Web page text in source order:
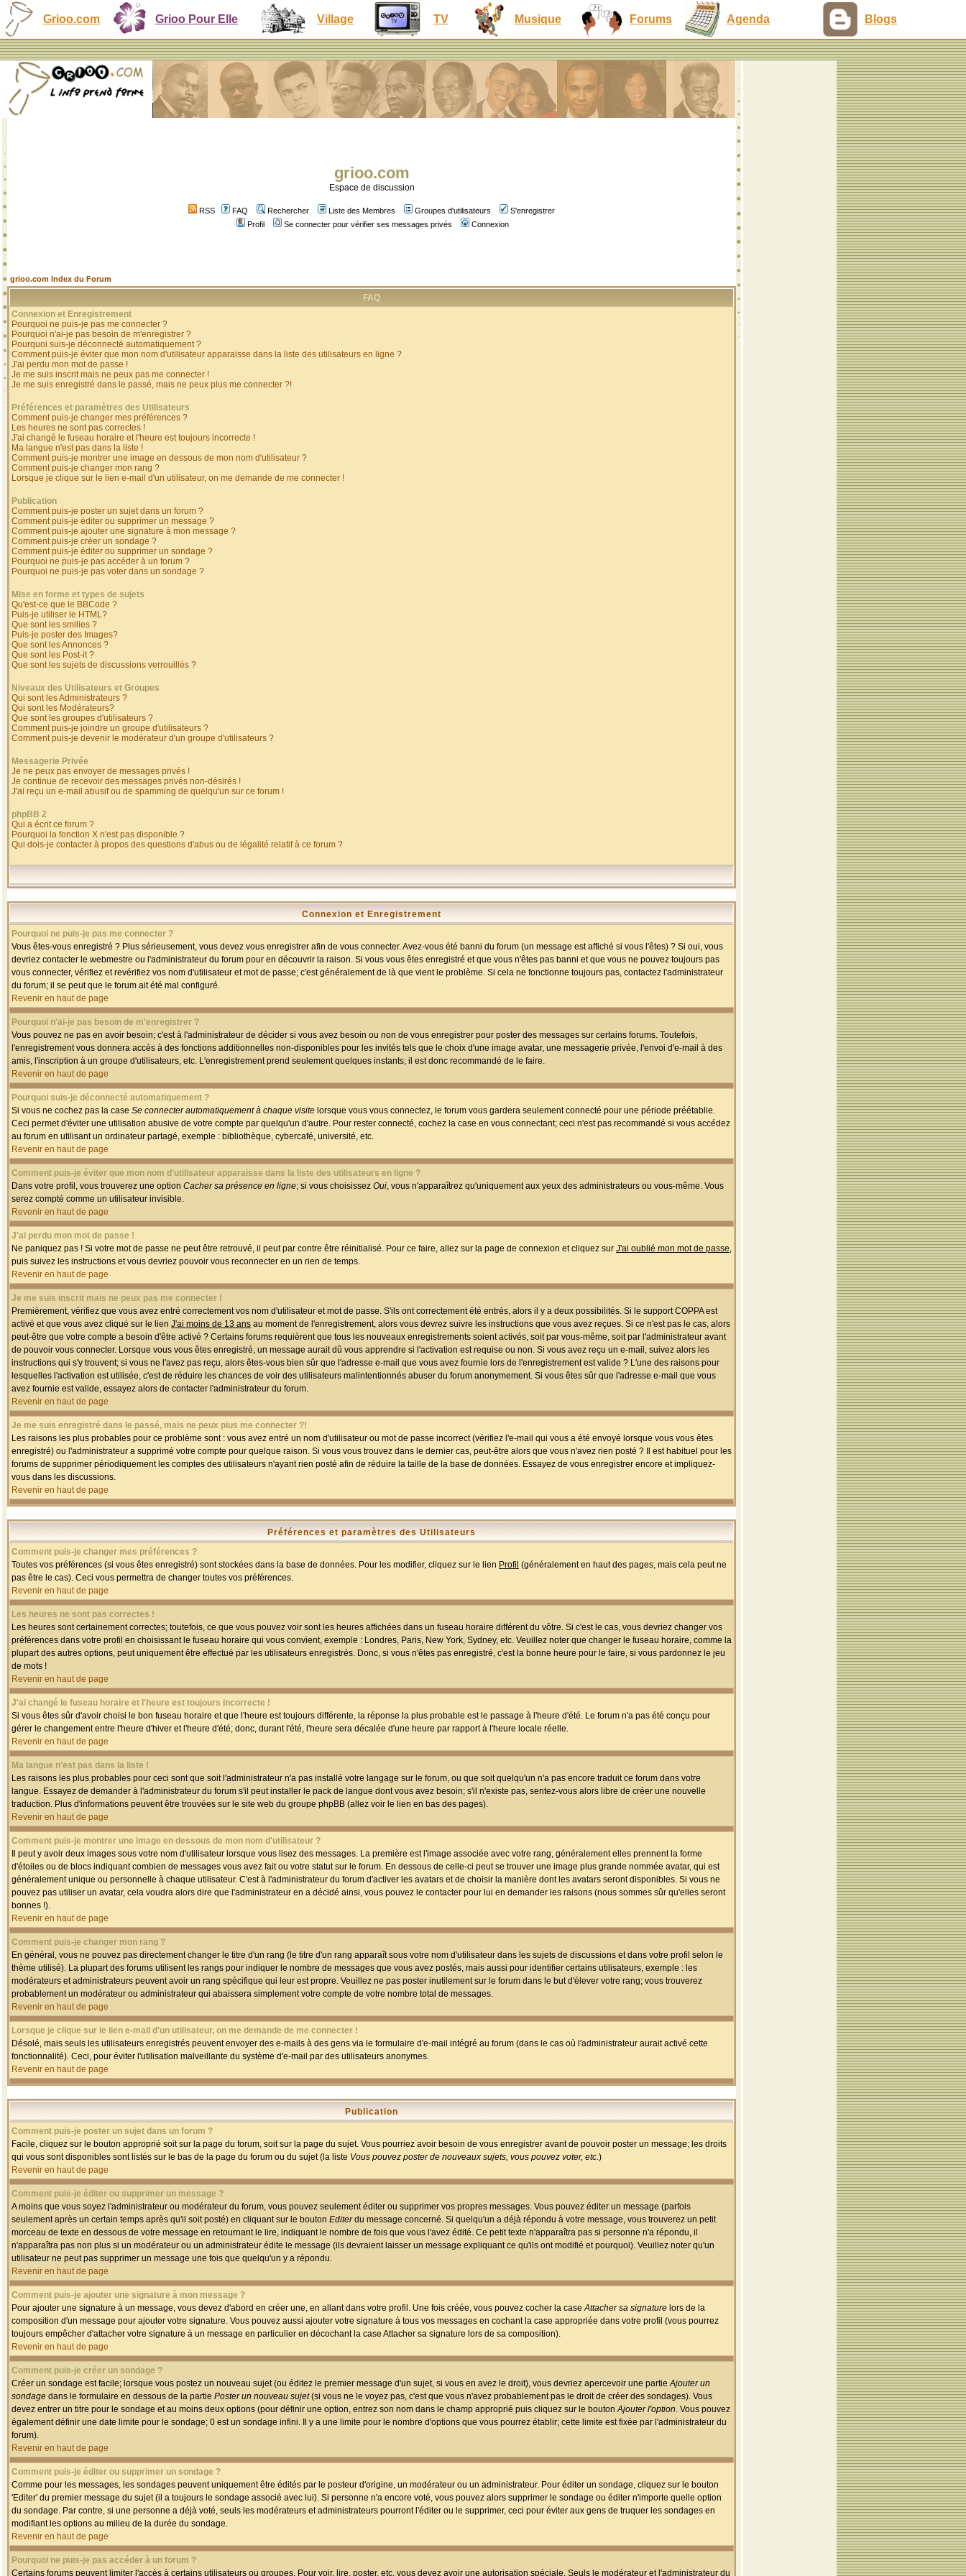
Grioo.com Grioo Pour Elle Village TV Musique Forums Agenda Blogs
grioo.com
Espace de discussion
RSS FAQ Rechercher Liste des Membres Groupes d'utilisateurs
S'enregistrer
Profil
Se connecter pour vérifier ses messages privés Connexion
grioo.com Index du Forum
FAQ
Connexion et Enregistrement
Pourquoi ne puis-je pas me connecter ?
Pourquoi n'ai-je pas besoin de m'enregistrer ?
Pourquoi suis-je déconnecté automatiquement ?
Comment puis-je éviter que mon nom d'utilisateur apparaisse dans la liste des utilisateurs en ligne ?
J'ai perdu mon mot de passe !
Je me suis inscrit mais ne peux pas me connecter !
Je me suis enregistré dans le passé, mais ne peux plus me connecter ?!
Préférences et paramètres des Utilisateurs
Comment puis-je changer mes préférences ?
Les heures ne sont pas correctes !
J'ai changé le fuseau horaire et l'heure est toujours incorrecte !
Ma langue n'est pas dans la liste !
Comment puis-je montrer une image en dessous de mon nom d'utilisateur ?
Comment puis-je changer mon rang ?
Lorsque je clique sur le lien e-mail d'un utilisateur, on me demande de me connecter !
Publication
Comment puis-je poster un sujet dans un forum ?
Comment puis-je éditer ou supprimer un message ?
Comment puis-je ajouter une signature à mon message ?
Comment puis-je créer un sondage ?
Comment puis-je éditer ou supprimer un sondage ?
Pourquoi ne puis-je pas accéder à un forum ?
Pourquoi ne puis-je pas voter dans un sondage ?
Mise en forme et types de sujets
Qu'est-ce que le BBCode ?
Puis-je utiliser le HTML?
Que sont les smilies ?
Puis-je poster des Images?
Que sont les Annonces ?
Que sont les Post-it ?
Que sont les sujets de discussions verrouillés ?
Niveaux des Utilisateurs et Groupes
Qui sont les Administrateurs ?
Qui sont les Modérateurs?
Que sont les groupes d'utilisateurs ?
Comment puis-je joindre un groupe d'utilisateurs ?
Comment puis-je devenir le modérateur d'un groupe d'utilisateurs ?
Messagerie Privée
Je ne peux pas envoyer de messages privés !
Je continue de recevoir des messages privés non-désirés !
J'ai reçu un e-mail abusif ou de spamming de quelqu'un sur ce forum !
phpBB 2
Qui a écrit ce forum ?
Pourquoi la fonction X n'est pas disponible ?
Qui dois-je contacter à propos des questions d'abus ou de légalité relatif à ce forum ?
Connexion et Enregistrement
Pourquoi ne puis-je pas me connecter ?
Vous êtes-vous enregistré ? Plus sérieusement, vous devez vous enregistrer afin de vous connecter. Avez-vous été banni du forum (un message est affiché si vous l'êtes) ? Si oui, vous
devriez contacter le webmestre ou l'administrateur du forum pour en découvrir la raison. Si vous vous êtes enregistré et que vous n'êtes pas banni et que vous ne pouvez toujours pas
vous connecter, vérifiez et revérifiez vos nom d'utilisateur et mot de passe; c'est généralement de là que vient le problème. Si cela ne fonctionne toujours pas, contactez l'administrateur
du forum; il se peut que le forum ait été mal configuré.
Revenir en haut de page
Pourquoi n'ai-je pas besoin de m'enregistrer ?
Vous pouvez ne pas en avoir besoin; c'est à l'administrateur de décider si vous avez besoin ou non de vous enregistrer pour poster des messages sur certains forums. Toutefois,
l'enregistrement vous donnera accès à des fonctions additionnelles non-disponibles pour les invités tels que le choix d'une image avatar, une messagerie privée, l'envoi d'e-mail à des
amis, l'inscription à un groupe d'utilisateurs, etc. L'enregistrement prend seulement quelques instants; il est donc recommandé de le faire.
Revenir en haut de page
Pourquoi suis-je déconnecté automatiquement ?
Si vous ne cochez pas la case Se connecter automatiquement à chaque visite lorsque vous vous connectez, le forum vous gardera seulement connecté pour une période préétablie.
Ceci permet d'éviter une utilisation abusive de votre compte par quelqu'un d'autre. Pour rester connecté, cochez la case en vous connectant; ceci n'est pas recommandé si vous accédez
au forum en utilisant un ordinateur partagé, exemple : bibliothèque, cybercafé, université, etc.
Revenir en haut de page
Comment puis-je éviter que mon nom d'utilisateur apparaisse dans la liste des utilisateurs en ligne ?
Dans votre profil, vous trouverez une option Cacher sa présence en ligne; si vous choisissez Oui, vous n'apparaîtrez qu'uniquement aux yeux des administrateurs ou vous-même. Vous
serez compté comme un utilisateur invisible.
Revenir en haut de page
J'ai perdu mon mot de passe !
Ne paniquez pas ! Si votre mot de passe ne peut être retrouvé, il peut par contre être réinitialisé. Pour ce faire, allez sur la page de connexion et cliquez sur J'ai oublié mon mot de passe,
puis suivez les instructions et vous devriez pouvoir vous reconnecter en un rien de temps.
Revenir en haut de page
Je me suis inscrit mais ne peux pas me connecter !
Premièrement, vérifiez que vous avez entré correctement vos nom d'utilisateur et mot de passe. S'ils ont correctement été entrés, alors il y a deux possibilités. Si le support COPPA est
activé et que vous avez cliqué sur le lien J'ai moins de 13 ans au moment de l'enregistrement, alors vous devrez suivre les instructions que vous avez reçues. Si ce n'est pas le cas, alors
peut-être que votre compte a besoin d'être activé ? Certains forums requièrent que tous les nouveaux enregistrements soient activés, soit par vous-même, soit par l'administrateur avant
de pouvoir vous connecter. Lorsque vous vous êtes enregistré, un message aurait dû vous apprendre si l'activation est requise ou non. Si vous avez reçu un e-mail, suivez alors les
instructions qui s'y trouvent; si vous ne l'avez pas reçu, alors êtes-vous bien sûr que l'adresse e-mail que vous avez fournie lors de l'enregistrement est valide ? L'une des raisons pour
lesquelles l'activation est utilisée, c'est de réduire les chances de voir des utilisateurs malintentionnés abuser du forum anonymement. Si vous êtes sûr que l'adresse e-mail que vous
avez fournie est valide, essayez alors de contacter l'administrateur du forum.
Revenir en haut de page
Je me suis enregistré dans le passé, mais ne peux plus me connecter ?!
Les raisons les plus probables pour ce problème sont : vous avez entré un nom d'utilisateur ou mot de passe incorrect (vérifiez l'e-mail qui vous a été envoyé lorsque vous vous êtes
enregistré) ou l'administrateur a supprimé votre compte pour quelque raison. Si vous vous trouvez dans le dernier cas, peut-être alors que vous n'avez rien posté ? Il est habituel pour les
forums de supprimer périodiquement les comptes des utilisateurs n'ayant rien posté afin de réduire la taille de la base de données. Essayez de vous enregistrer encore et impliquez-
vous dans les discussions.
Revenir en haut de page
Préférences et paramètres des Utilisateurs
Comment puis-je changer mes préférences ?
Toutes vos préférences (si vous êtes enregistré) sont stockées dans la base de données. Pour les modifier, cliquez sur le lien Profil (généralement en haut des pages, mais cela peut ne
pas être le cas). Ceci vous permettra de changer toutes vos préférences.
Revenir en haut de page
Les heures ne sont pas correctes !
Les heures sont certainement correctes; toutefois, ce que vous pouvez voir sont les heures affichées dans un fuseau horaire différent du vôtre. Si c'est le cas, vous devriez changer vos
préférences dans votre profil en choisissant le fuseau horaire qui vous convient, exemple : Londres, Paris, New York, Sydney, etc. Veuillez noter que changer le fuseau horaire, comme la
plupart des autres options, peut uniquement être effectué par les utilisateurs enregistrés. Donc, si vous n'êtes pas enregistré, c'est la bonne heure pour le faire, si vous pardonnez le jeu
de mots !
Revenir en haut de page
J'ai changé le fuseau horaire et l'heure est toujours incorrecte !
Si vous êtes sûr d'avoir choisi le bon fuseau horaire et que l'heure est toujours différente, la réponse la plus probable est le passage à l'heure d'été. Le forum n'a pas été conçu pour
gérer le changement entre l'heure d'hiver et l'heure d'été; donc, durant l'été, l'heure sera décalée d'une heure par rapport à l'heure locale réelle.
Revenir en haut de page
Ma langue n'est pas dans la liste !
Les raisons les plus probables pour ceci sont que soit l'administrateur n'a pas installé votre langage sur le forum, ou que soit quelqu'un n'a pas encore traduit ce forum dans votre
langue. Essayez de demander à l'administrateur du forum s'il peut installer le pack de langue dont vous avez besoin; s'il n'existe pas, sentez-vous alors libre de créer une nouvelle
traduction. Plus d'informations peuvent être trouvées sur le site web du groupe phpBB (allez voir le lien en bas des pages).
Revenir en haut de page
Comment puis-je montrer une image en dessous de mon nom d'utilisateur ?
Il peut y avoir deux images sous votre nom d'utilisateur lorsque vous lisez des messages. La première est l'image associée avec votre rang, généralement elles prennent la forme
d'étoiles ou de blocs indiquant combien de messages vous avez fait ou votre statut sur le forum. En dessous de celle-ci peut se trouver une image plus grande nommée avatar, qui est
généralement unique ou personnelle à chaque utilisateur. C'est à l'administrateur du forum d'activer les avatars et de choisir la manière dont les avatars seront disponibles. Si vous ne
pouvez pas utiliser un avatar, cela voudra alors dire que l'administrateur en a décidé ainsi, vous pouvez le contacter pour lui en demander les raisons (nous sommes sûr qu'elles seront
bonnes !).
Revenir en haut de page
Comment puis-je changer mon rang ?
En général, vous ne pouvez pas directement changer le titre d'un rang (le titre d'un rang apparaît sous votre nom d'utilisateur dans les sujets de discussions et dans votre profil selon le
thème utilisé). La plupart des forums utilisent les rangs pour indiquer le nombre de messages que vous avez postés, mais aussi pour identifier certains utilisateurs, exemple : les
modérateurs et administrateurs peuvent avoir un rang spécifique qui leur est propre. Veuillez ne pas poster inutilement sur le forum dans le but d'élever votre rang; vous trouverez
probablement un modérateur ou administrateur qui abaissera simplement votre compte de votre nombre total de messages.
Revenir en haut de page
Lorsque je clique sur le lien e-mail d'un utilisateur, on me demande de me connecter !
Désolé, mais seuls les utilisateurs enregistrés peuvent envoyer des e-mails à des gens via le formulaire d'e-mail intégré au forum (dans le cas où l'administrateur aurait activé cette
fonctionnalité). Ceci, pour éviter l'utilisation malveillante du système d'e-mail par des utilisateurs anonymes.
Revenir en haut de page
Publication
Comment puis-je poster un sujet dans un forum ?
Facile, cliquez sur le bouton approprié soit sur la page du forum, soit sur la page du sujet. Vous pourriez avoir besoin de vous enregistrer avant de pouvoir poster un message; les droits
qui vous sont disponibles sont listés sur le bas de la page du forum ou du sujet (la liste Vous pouvez poster de nouveaux sujets, vous pouvez voter, etc.)
Revenir en haut de page
Comment puis-je éditer ou supprimer un message ?
A moins que vous soyez l'administrateur ou modérateur du forum, vous pouvez seulement éditer ou supprimer vos propres messages. Vous pouvez éditer un message (parfois
seulement après un certain temps après qu'il soit posté) en cliquant sur le bouton Editerdu message concerné. Si quelqu'un a déjà répondu à votre message, vous trouverez un petit
morceau de texte en dessous de votre message en retournant le lire, indiquant le nombre de fois que vous l'avez édité. Ce petit texte n'apparaîtra pas si personne n'a répondu, il
n'apparaîtra pas non plus si un modérateur ou un administrateur édite le message (ils devraient laisser un message expliquant ce qu'ils ont modifié et pourquoi). Veuillez noter qu'un
utilisateur ne peut pas supprimer un message une fois que quelqu'un y a répondu.
Revenir en haut de page
Comment puis-je ajouter une signature à mon message ?
Pour ajouter une signature à un message, vous devez d'abord en créer une, en allant dans votre profil. Une fois créée, vous pouvez cocher la caseAttacher sa signature lors de la
composition d'un message pour ajouter votre signature. Vous pouvez aussi ajouter votre signature à tous vos messages en cochant la case appropriée dans votre profil (vous pourrez
toujours empêcher d'attacher votre signature à un message en particulier en décochant la case Attacher sa signature lors de sa composition).
Revenir en haut de page
Comment puis-je créer un sondage ?
Créer un sondage est facile; lorsque vous postez un nouveau sujet (ou éditez le premier message d'un sujet, si vous en avez le droit), vous devriez apercevoir une partieAjouter un
sondage dans le formulaire en dessous de la partie Poster un nouveau sujet(si vous ne le voyez pas, c'est que vous n'avez probablement pas le droit de créer des sondages). Vous
devez entrer un titre pour le sondage et au moins deux options (pour définir une option, entrez son nom dans le champ approprié puis cliquez sur le boutonAjouter l'option. Vous pouvez
également définir une date limite pour le sondage; 0 est un sondage infini. Il y a une limite pour le nombre d'options que vous pourrez établir; cette limite est fixée par l'administrateur du
forum).
Revenir en haut de page
Comment puis-je éditer ou supprimer un sondage ?
Comme pour les messages, les sondages peuvent uniquement être édités par le posteur d'origine, un modérateur ou un administrateur. Pour éditer un sondage, cliquez sur le bouton
'Editer' du premier message du sujet (il a toujours le sondage associé avec lui). Si personne n'a encore voté, vous pouvez alors supprimer le sondage ou éditer n'importe quelle option
du sondage. Par contre, si une personne a déjà voté, seuls les modérateurs et administrateurs pourront l'éditer ou le supprimer, ceci pour éviter aux gens de truquer les sondages en
modifiant les options au milieu de la durée du sondage.
Revenir en haut de page
Pourquoi ne puis-je pas accéder à un forum ?
Certains forums peuvent limiter l'accès à certains utilisateurs ou groupes. Pour voir, lire, poster, etc. vous devez avoir une autorisation spéciale. Seuls le modérateur et l'administrateur du